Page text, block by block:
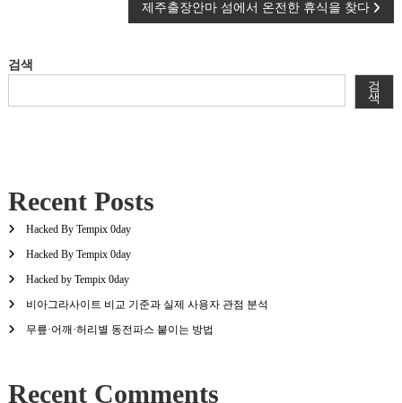
색
제주출장안마 섬에서 온전한 휴식을 찾다
검색
검
색
Recent Posts
Hacked By Tempix 0day
Hacked By Tempix 0day
Hacked by Tempix 0day
비아그라사이트 비교 기준과 실제 사용자 관점 분석
무릎·어깨·허리별 동전파스 붙이는 방법
Recent Comments